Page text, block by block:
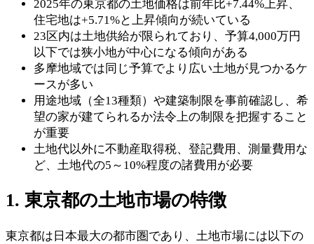
2025年の東京都の土地価格は前年比+7.44%上昇、
住宅地は+5.71%と上昇傾向が続いている
23区内は土地供給が限られており、予算4,000万円
以下では狭小地が中心になる傾向がある
多摩地域では同じ予算でより広い土地が見つかるケ
ースが多い
用途地域（全13種類）や建築制限を事前確認し、希
望の家が建てられるか法令上の制限を把握すること
が重要
土地代以外に不動産取得税、登記費用、測量費用な
ど、土地代の5～10%程度の諸費用が必要
1. 東京都の土地市場の特徴
東京都は日本最大の都市圏であり、土地市場には以下の